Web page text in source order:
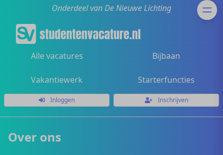
Onderdeel van De Nieuwe Lichting
Alle vacatures Bijbaan
Vakantiewerk Starterfuncties
Inloggen Inschrijven
Over ons